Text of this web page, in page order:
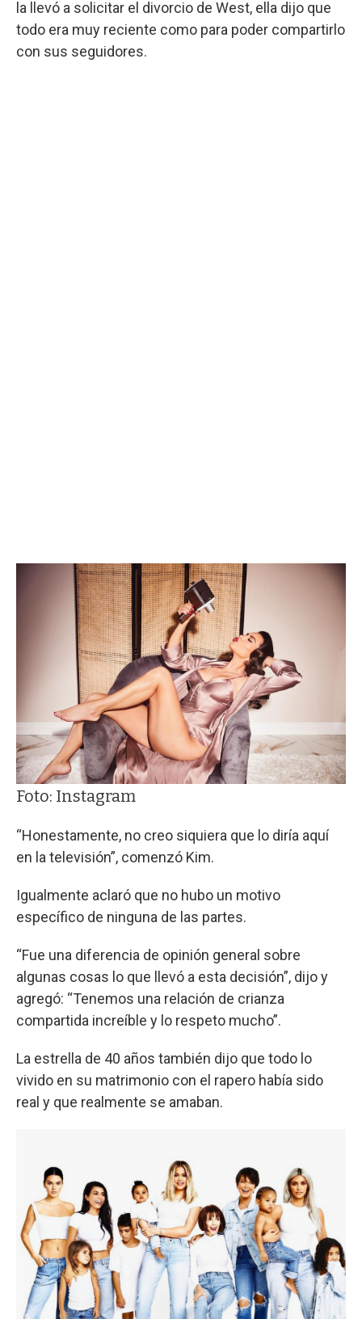
la llevó a solicitar el divorcio de West, ella dijo que
todo era muy reciente como para poder compartirlo
con sus seguidores.
Foto: Instagram
“Honestamente, no creo siquiera que lo diría aquí
en la televisión”, comenzó Kim.
Igualmente aclaró que no hubo un motivo
específico de ninguna de las partes.
“Fue una diferencia de opinión general sobre
algunas cosas lo que llevó a esta decisión”, dijo y
agregó: “Tenemos una relación de crianza
compartida increíble y lo respeto mucho”.
La estrella de 40 años también dijo que todo lo
vivido en su matrimonio con el rapero había sido
real y que realmente se amaban.